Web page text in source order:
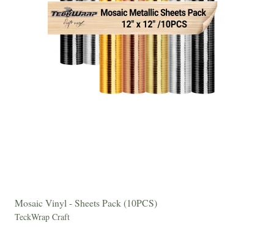
Mosaic Vinyl - Sheets Pack (10PCS)
TeckWrap Craft